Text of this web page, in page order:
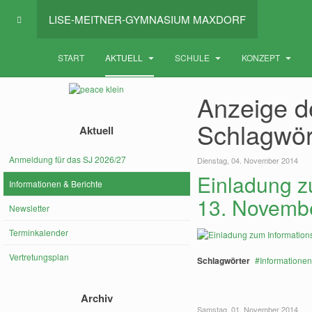
LISE-MEITNER-GYMNASIUM MAXDORF
START AKTUELL SCHULE KONZEPT
Anzeige
Dienstag, 04. November 2014
Einladung
13.
Schlagwörter Informationen
Samstag, 01. November 2014
Aktuell
Anmeldung für das SJ 2026/27
Informationen & Berichte
Newsletter
Terminkalender
Vertretungsplan
Archiv